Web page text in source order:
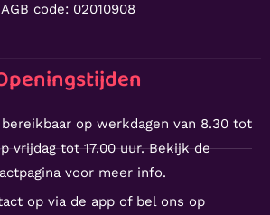
AGB code: 02010908
op werkdagen van 8.30 tot
vrijdag tot 17.00 uur. Bekijk de
voor meer info.
op via de app of bel ons op